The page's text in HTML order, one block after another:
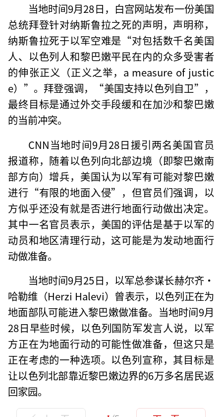
当地时间9月28日，白宫网站发布一份美国
总统拜登针对纳斯鲁拉之死的声明，声明称，
纳斯鲁拉死于以军空难是“对包括数千名美国
人、以色列人和黎巴嫩平民在内的众多受害者
的伸张正义（正义之举，a measure of justic
e）”。拜登强调，“美国支持以色列自卫”，
最终目标是通过外交手段缓和在加沙和黎巴嫩
的当前冲突。
CNN当地时间9月28日援引两名美国官员
报道称，随着以色列向北部边境（即黎巴嫩南
部方向）增兵，美国认为以军有可能对黎巴嫩
进行“有限的地面入侵”，但官员们强调，以
方似乎还没有就是否进行地面行动做出决定。
其中一名官员表示，美国的评估是基于以军的
动员和地区清理行动，这可能是为发动地面行
动做准备。
当地时间9月25日，以军总参谋长赫尔齐·
哈勒维（Herzi Halevi）曾表示，以色列正在为
地面部队可能进入黎巴嫩做准备。当地时间9月
28日早些时候，以色列国防军发言人说，以军
方正在为地面行动的可能性做准备，但这只是
正在考虑的一种选项。以色列宣称，其目标是
让以色列北部靠近黎巴嫩边界的6万多名居民返
回家园。